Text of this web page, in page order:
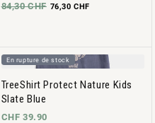
84,30 CHF 76,30 CHF
En rupture de stock
TreeShirt Protect Nature Kids
Slate Blue
CHF 39.90